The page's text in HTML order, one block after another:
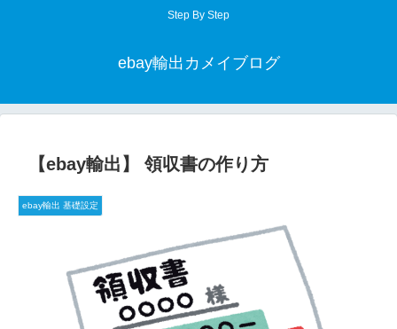
Step By Step
ebay輸出カメイブログ
【ebay輸出】 領収書の作り方
ebay輸出 基礎設定